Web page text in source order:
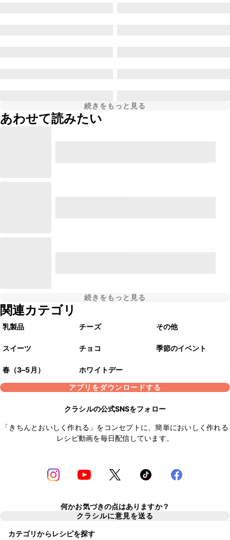
続きをもっと見る
あわせて読みたい
続きをもっと見る
関連カテゴリ
乳製品 チーズ その他
スイーツ チョコ 季節のイベント
春（3–5月）
ホワイトデー
アプリをダウンロードする
クラシルの公式SNSをフォロー
「きちんとおいしく作れる」をコンセプトに、簡単においしく作れる
レシピ動画を毎日配信しています。
何かお気づきの点はありますか？
クラシルに意見を送る
カテゴリからレシピを探す